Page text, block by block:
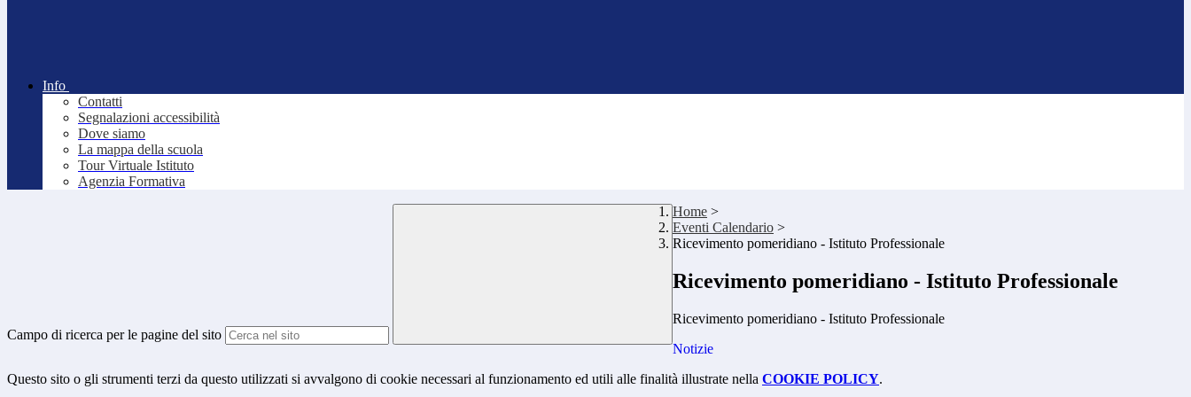
Info
Contatti
Segnalazioni accessibilità
Dove siamo
La mappa della scuola
Tour Virtuale Istituto
Agenzia Formativa
Campo di ricerca per le pagine del sito
Home >
Eventi Calendario >
Ricevimento pomeridiano - Istituto Professionale
Ricevimento pomeridiano - Istituto Professionale
Ricevimento pomeridiano - Istituto Professionale
Notizie
Questo sito o gli strumenti terzi da questo utilizzati si avvalgono di cookie necessari al funzionamento ed utili alle finalità illustrate nella COOKIE POLICY.